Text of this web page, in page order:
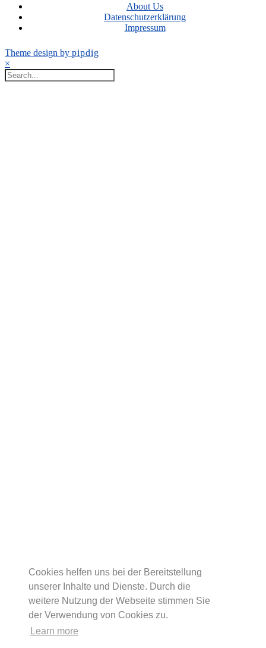
Cookies helfen uns bei der Bereitstellung
unserer Inhalte und Dienste. Durch die
weitere Nutzung der Webseite stimmen Sie
der Verwendung von Cookies zu.
Learn more
About Us
Datenschutzerklärung
Impressum
Theme design by pipdig
×